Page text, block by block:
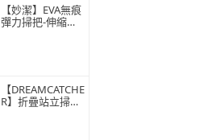
【妙潔】EVA無痕
彈力掃把-伸縮款
【DREAMCATCHE
R】折疊站立掃把